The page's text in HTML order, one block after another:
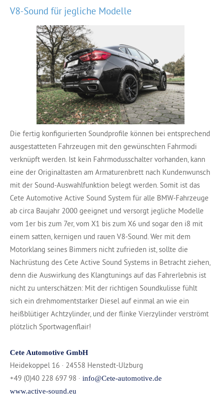
V8-Sound für jegliche Modelle
Die fertig konfigurierten Soundprofile können bei entsprechend
ausgestatteten Fahrzeugen mit den gewünschten Fahrmodi
verknüpft werden. Ist kein Fahrmodusschalter vorhanden, kann
eine der Originaltasten am Armaturenbrett nach Kundenwunsch
mit der Sound-Auswahlfunktion belegt werden. Somit ist das
Cete Automotive Active Sound System für alle BMW-Fahrzeuge
ab circa Baujahr 2000 geeignet und versorgt jegliche Modelle
vom 1er bis zum 7er, vom X1 bis zum X6 und sogar den i8 mit
einem satten, kernigen und rauen V8-Sound. Wer mit dem
Motorklang seines Bimmers nicht zufrieden ist, sollte die
Nachrüstung des Cete Active Sound Systems in Betracht ziehen,
denn die Auswirkung des Klangtunings auf das Fahrerlebnis ist
nicht zu unterschätzen: Mit der richtigen Soundkulisse fühlt
sich ein drehmomentstarker Diesel auf einmal an wie ein
heißblütiger Achtzylinder, und der flinke Vierzylinder verströmt
plötzlich Sportwagenflair!
Cete Automotive GmbH
Heidekoppel 16 · 24558 Henstedt-Ulzburg
+49 (0)40 228 697 98 · info@Cete-automotive.de
www.active-sound.eu